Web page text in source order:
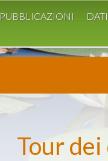
PUBBLICAZIONI DATI
Tour